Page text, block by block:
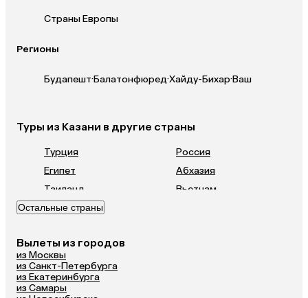
Страны Европы
Регионы
Будапешт·Балатонфюред·Хайду-Бихар·Ваш
Туры из Казани в другие страны
Турция
Россия
Египет
Абхазия
Таиланд
Вьетнам
ОАЭ
Шри-Ланка
Азербайджан
Индия
Остальные страны
Вылеты из городов
из Москвы
из Санкт-Петербурга
из Екатеринбурга
из Самары